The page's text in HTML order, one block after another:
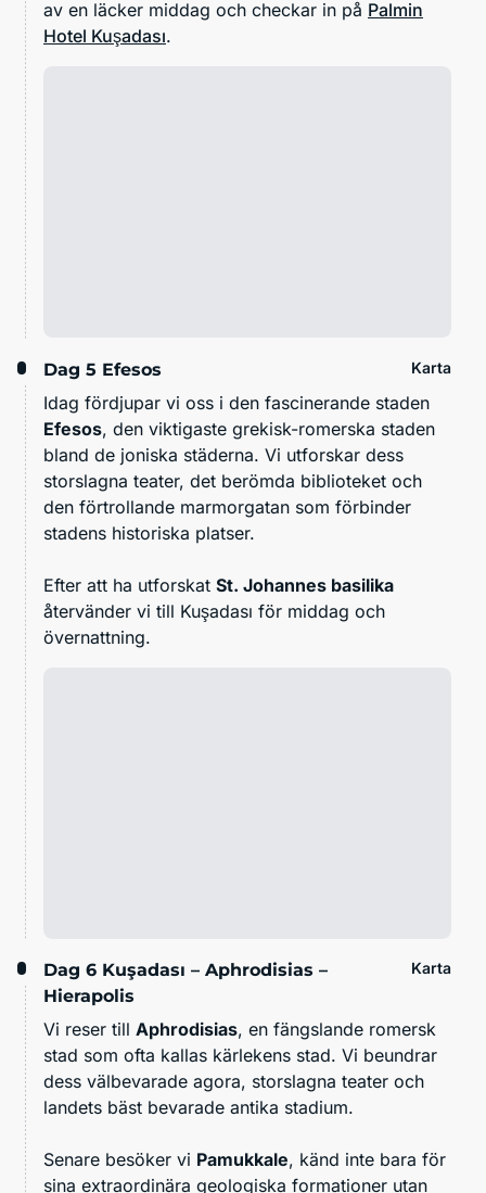
av en läcker middag och checkar in på Palmin
Hotel Kuşadası.
Dag 5 Efesos Karta
Idag fördjupar vi oss i den fascinerande staden
Efesos, den viktigaste grekisk-romerska staden
bland de joniska städerna. Vi utforskar dess
storslagna teater, det berömda biblioteket och
den förtrollande marmorgatan som förbinder
stadens historiska platser.
Efter att ha utforskat St. Johannes basilika
återvänder vi till Kuşadası för middag och
övernattning.
Dag 6 Kuşadası – Aphrodisias –
Hierapolis
Karta
Vi reser till Aphrodisias, en fängslande romersk
stad som ofta kallas kärlekens stad. Vi beundrar
dess välbevarade agora, storslagna teater och
landets bäst bevarade antika stadium.
Senare besöker vi Pamukkale, känd inte bara för
sina extraordinära geologiska formationer utan